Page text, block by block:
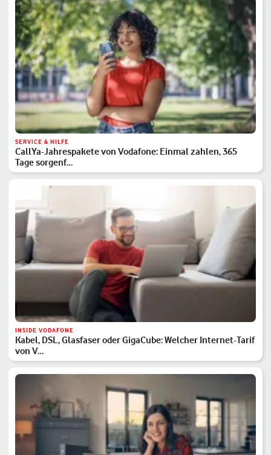
SERVICE & HILFE
CallYa-Jahrespakete von Vodafone: Einmal zahlen, 365
Tage sorgenf…
INSIDE VODAFONE
Kabel, DSL, Glasfaser oder GigaCube: Welcher Internet-Tarif
von V…